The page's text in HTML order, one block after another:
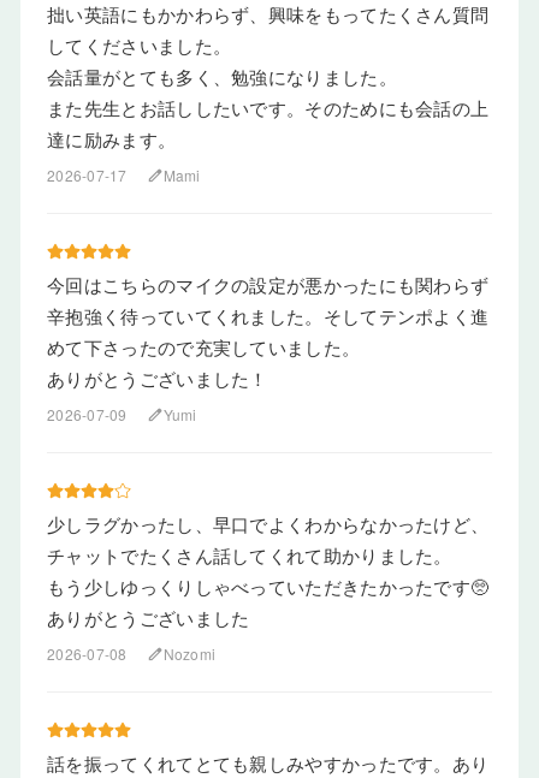
拙い英語にもかかわらず、興味をもってたくさん質問
してくださいました。
会話量がとても多く、勉強になりました。
また先生とお話ししたいです。そのためにも会話の上
達に励みます。
2026-07-17 editMami
今回はこちらのマイクの設定が悪かったにも関わらず
辛抱強く待っていてくれました。そしてテンポよく進
めて下さったので充実していました。
ありがとうございました！
2026-07-09 editYumi
少しラグかったし、早口でよくわからなかったけど、
チャットでたくさん話してくれて助かりました。
もう少しゆっくりしゃべっていただきたかったです🥺
ありがとうございました
2026-07-08 editNozomi
話を振ってくれてとても親しみやすかったです。あり